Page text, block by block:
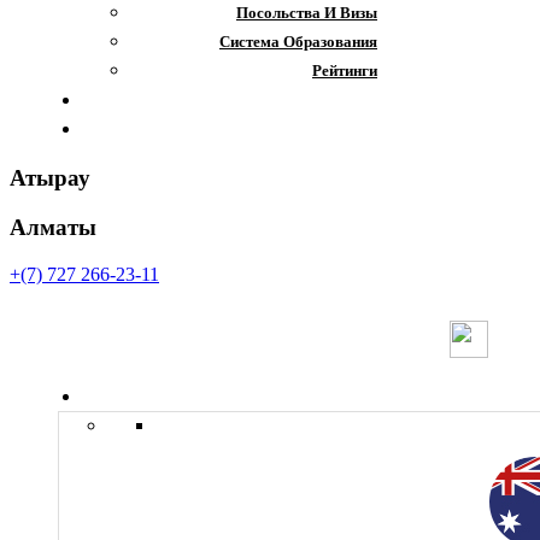
Посольства И Визы
Система Образования
Рейтинги
Атырау
Алматы
+(7) 727 266-23-11